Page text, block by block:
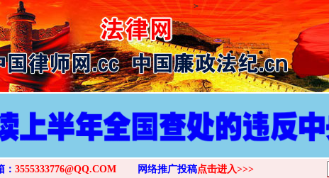
>
： 3555333776@QQ.COM 网络推广投稿点击进入>>>